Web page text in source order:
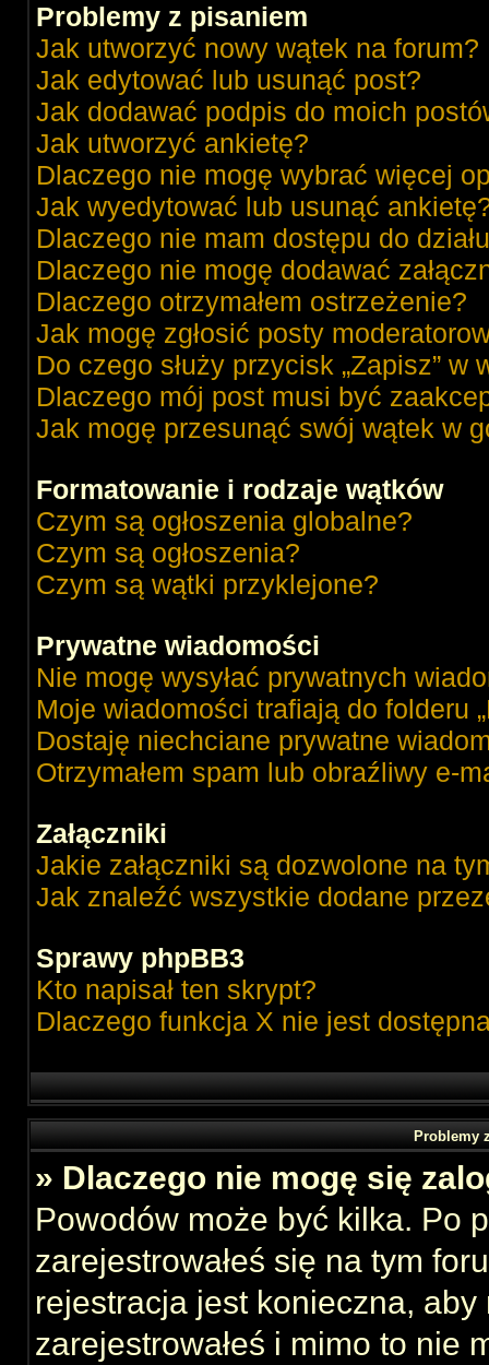
Problemy z pisaniem
Jak utworzyć nowy wątek na forum?
Jak edytować lub usunąć post?
Jak dodawać podpis do moich
Jak utworzyć ankietę?
Dlaczego nie mogę wybrać więcej
Jak wyedytować lub usunąć
Dlaczego nie mam dostępu do
Dlaczego nie mogę dodawać
Dlaczego otrzymałem ostrzeżenie?
Jak mogę zgłosić posty
Do czego służy przycisk „Zapisz”
Dlaczego mój post musi być
Jak mogę przesunąć swój wątek w
Formatowanie i rodzaje wątków
Czym są ogłoszenia globalne?
Czym są ogłoszenia?
Czym są wątki przyklejone?
Prywatne wiadomości
Nie mogę wysyłać prywatnych
Moje wiadomości trafiają do folderu
Dostaję niechciane prywatne
Otrzymałem spam lub obraźliwy e-
Załączniki
Jakie załączniki są dozwolone na
Jak znaleźć wszystkie dodane
Sprawy phpBB3
Kto napisał ten skrypt?
Dlaczego funkcja X nie jest
Problemy
» Dlaczego nie mogę się
Powodów może być kilka. Po
zarejestrowałeś się na tym
rejestracja jest konieczna,
zarejestrowałeś i mimo to nie